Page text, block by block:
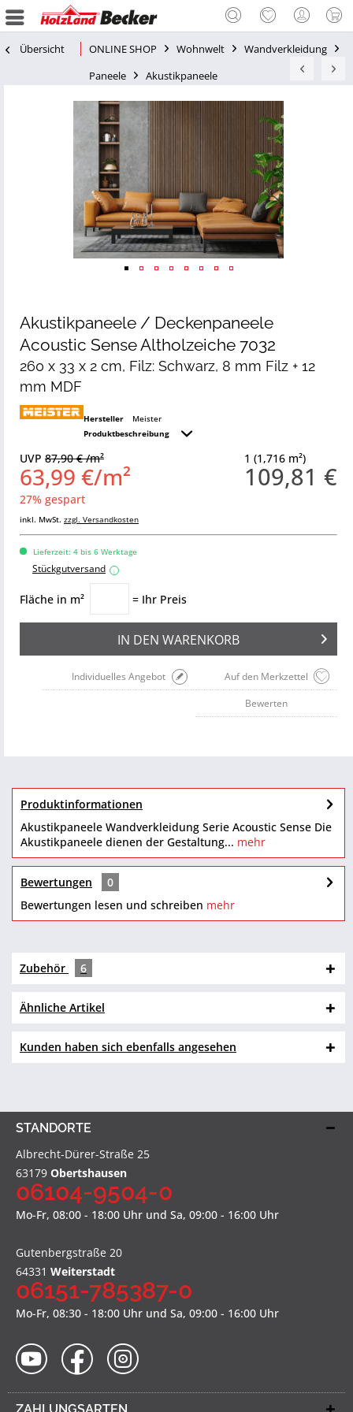
Übersicht ONLINE SHOP Wohnwelt
Wandverkleidung
Paneele
Akustikpaneele
Akustikpaneele / Deckenpaneele
Acoustic Sense Altholzeiche 7032
260 x 33 x 2 cm, Filz: Schwarz, 8 mm Filz + 12
mm MDF
Hersteller
Meister
Produktbeschreibung
1 (1,716 m²)
109,81 €
UVP 87,90 € /m²
63,99 €/m²
27% gespart
inkl. MwSt. zzgl. Versandkosten
Lieferzeit: 4 bis 6 Werktage
Stückgutversand i
Fläche in m² = Ihr Preis
IN DEN WARENKORB
Auf den Merkzettel
Individuelles Angebot
Bewerten
Produktinformationen
Akustikpaneele Wandverkleidung Serie Acoustic Sense Die
Akustikpaneele dienen der Gestaltung... mehr
Bewertungen
0
Bewertungen lesen und schreiben mehr
Zubehör 6
Ähnliche Artikel
Kunden haben sich ebenfalls angesehen
STANDORTE
Albrecht-Dürer-Straße 25
63179 Obertshausen
06104-9504-0
Mo-Fr, 08:00 - 18:00 Uhr und Sa, 09:00 - 16:00 Uhr
Gutenbergstraße 20
64331 Weiterstadt
06151-785387-0
Mo-Fr, 08:30 - 18:00 Uhr und Sa, 09:00 - 16:00 Uhr